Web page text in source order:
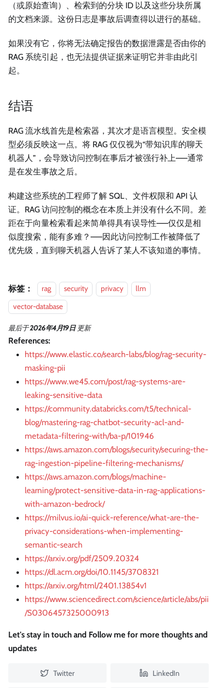
（或原始查询）、检索到的分块 ID 以及这些分块所属
的文档来源。这份日志是事故后调查得以进行的基础。
如果没有它，你将无法确定报告的数据泄露是否由你的
RAG 系统引起，也无法提供证据来证明它并非由此引
起。
结语
RAG 流水线首先是检索器，其次才是语言模型。安全模
型必须反映这一点。将 RAG 仅仅视为“带知识库的聊天
机器人”，会导致访问控制在事后才被强行补上——通常
是在发生事故之后。
构建这些系统的工程师了解 SQL、文件权限和 API 认
证。RAG 访问控制的概念在本质上并没有什么不同。差
距在于向量检索看起来简单得具有误导性——仅仅是相
似度搜索，能有多难？——因此访问控制工作被降低了
优先级，直到聊天机器人告诉了某人不该知道的事情。
标签： rag security privacy
llm
vector-database
最后于2026年4月19日 更新
References:
https://www.elastic.co/search-labs/blog/rag-security-
masking-pii
https://www.we45.com/post/rag-systems-are-
leaking-sensitive-data
https://community.databricks.com/t5/technical-
blog/mastering-rag-chatbot-security-acl-and-
metadata-filtering-with/ba-p/101946
https://aws.amazon.com/blogs/security/securing-the-
rag-ingestion-pipeline-filtering-mechanisms/
https://aws.amazon.com/blogs/machine-
learning/protect-sensitive-data-in-rag-applications-
with-amazon-bedrock/
https://milvus.io/ai-quick-reference/what-are-the-
privacy-considerations-when-implementing-
semantic-search
https://arxiv.org/pdf/2509.20324
https://dl.acm.org/doi/10.1145/3708321
https://arxiv.org/html/2401.13854v1
https://www.sciencedirect.com/science/article/abs/pii
/S0306457325000913
Let's stay in touch and Follow me for more thoughts and
updates
Twitter LinkedIn